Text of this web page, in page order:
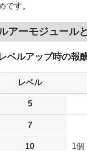
です。
アーモジュール
ベルアップ時の報
レベル
5
7
10 1個